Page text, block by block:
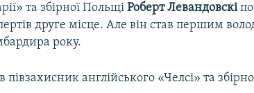
та збірної ПольщіРоберт Левандовскі
друге місце. Але він став першим
року.
півзахисник англійського «Челсі» та